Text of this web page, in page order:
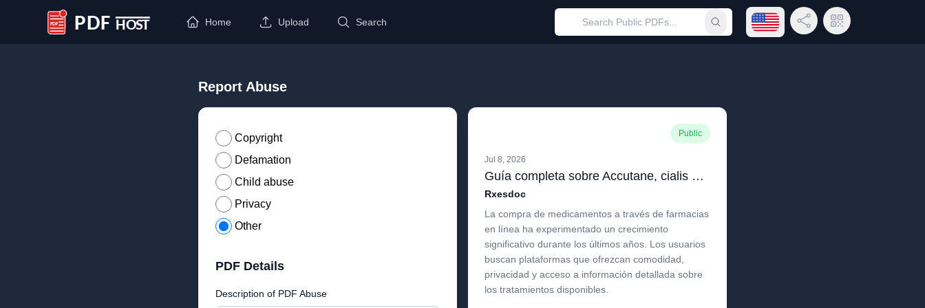
PDF Host
Home Upload Search Submit searchOpen language menu
Share LinkQR Code
Report Abuse
Copyright
Defamation
Child abuse
Privacy
Other
PDF Details
Description of PDF Abuse
Public
Jul 8, 2026
Guía completa sobre Accutane, cialis generico, cialis precio, cialis 20 mg y cialis sin receta
Rxesdoc
La compra de medicamentos a través de farmacias
en línea ha experimentado un crecimiento
significativo durante los últimos años. Los usuarios
buscan plataformas que ofrezcan comodidad,
privacidad y acceso a información detallada sobre
los tratamientos disponibles.